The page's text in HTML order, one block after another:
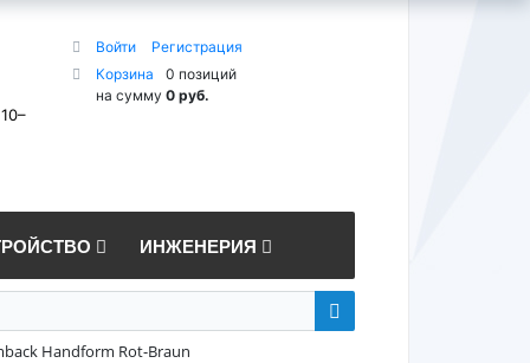
Войти
Регистрация
Корзина
0 позиций
на сумму 0 руб.
ИНЖЕНЕРИЯ
Handform Rot-Braun